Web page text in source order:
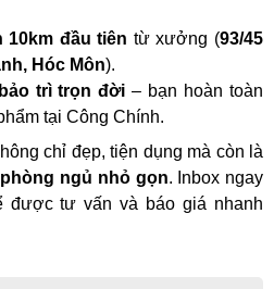
10km đầu tiên từ xưởng (93/45
Hóc Môn).
bảo trì trọn đời – bạn hoàn toàn
tại Công Chính.
chỉ đẹp, tiện dụng mà còn là
ngủ nhỏ gọn. Inbox ngay
được tư vấn và báo giá nhanh